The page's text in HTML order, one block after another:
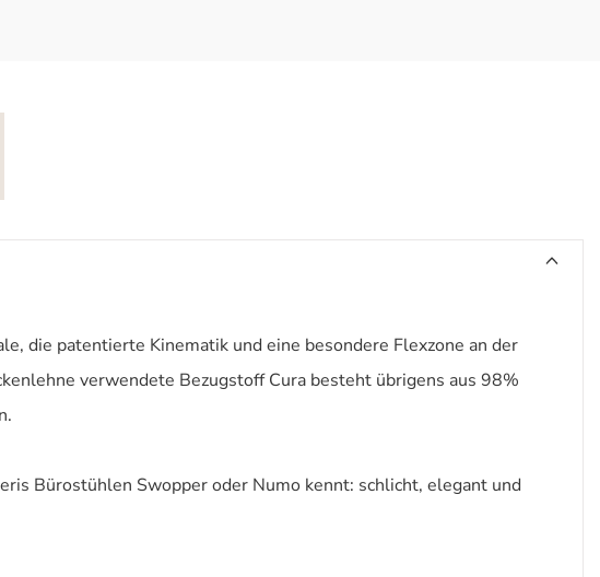
die patentierte Kinematik und eine besondere Flexzone an der
verwendete Bezugstoff Cura besteht übrigens aus 98%
Bürostühlen Swopper oder Numo kennt: schlicht, elegant und